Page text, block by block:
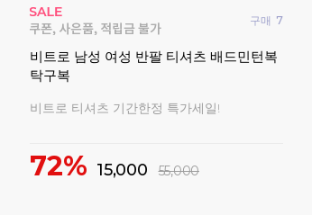
구매 7
비트로 남성 여성 반팔 티셔츠 배드민턴복
탁구복
비트로 티셔츠 기간한정 특가세일!
72% 15,000 55,000